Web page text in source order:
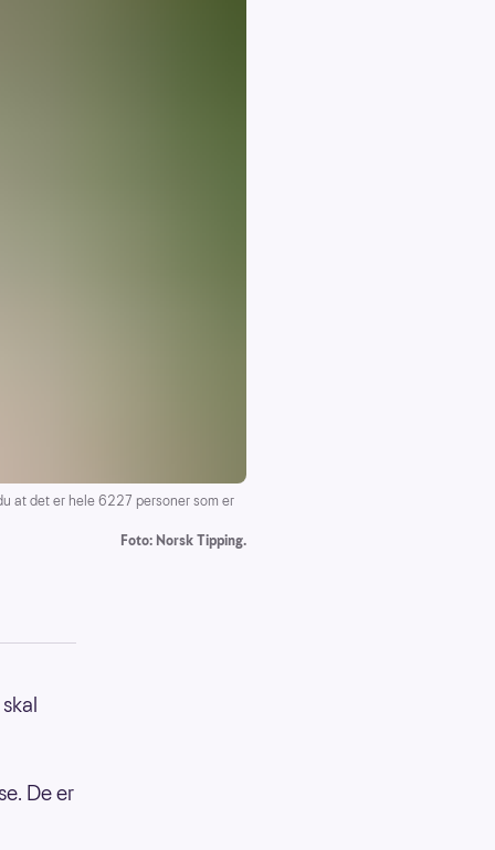
at det er hele 6227 personer som er
Foto: Norsk Tipping.
De er